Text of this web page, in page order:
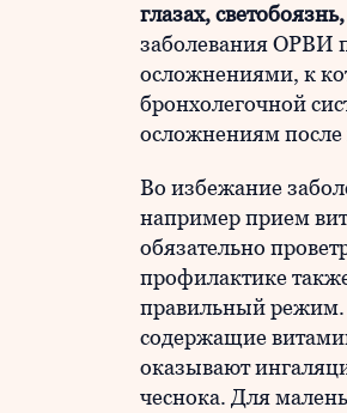
глазах,
заболевания ОРВИ
осложнениями, к
бронхолегочной
осложнениям
Во избежание
например прием
обязательно
профилактике
правильный режим.
содержащие
оказывают
чеснока. Для